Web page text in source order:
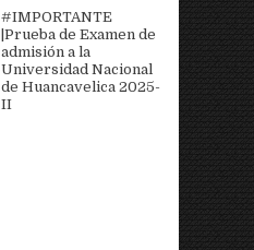
#IMPORTANTE
|Prueba de Examen de
admisión a la
Universidad Nacional
de Huancavelica 2025-
II